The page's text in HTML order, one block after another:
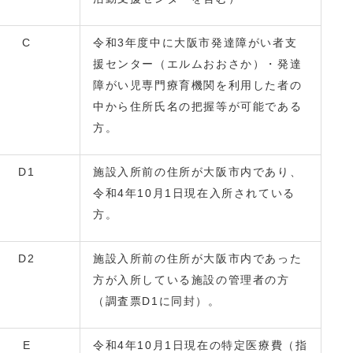
C
令和3年度中に大阪市発達障がい者支
援センター（エルムおおさか）・発達
障がい児専門療育機関を利用した者の
中から住所氏名の把握等が可能である
方。
D1
施設入所前の住所が大阪市内であり、
令和4年10月1日現在入所されている
方。
D2
施設入所前の住所が大阪市内であった
方が入所している施設の管理者の方
（調査票D1に同封）。
E 令和4年10月1日現在の特定医療費（指